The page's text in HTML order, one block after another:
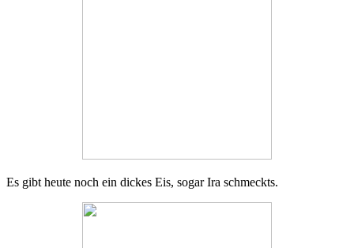
Es gibt heute noch ein dickes Eis, sogar Ira schmeckts.